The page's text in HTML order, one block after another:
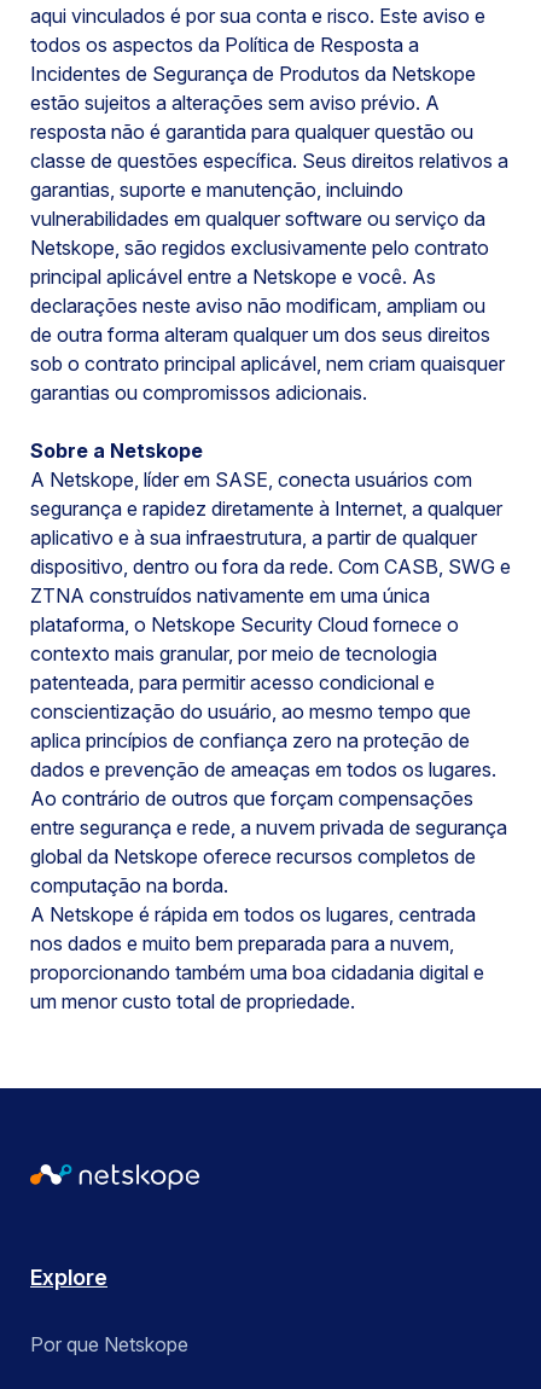
aqui vinculados é por sua conta e risco. Este aviso e
todos os aspectos da Política de Resposta a
Incidentes de Segurança de Produtos da Netskope
estão sujeitos a alterações sem aviso prévio. A
resposta não é garantida para qualquer questão ou
classe de questões específica. Seus direitos relativos a
garantias, suporte e manutenção, incluindo
vulnerabilidades em qualquer software ou serviço da
Netskope, são regidos exclusivamente pelo contrato
principal aplicável entre a Netskope e você. As
declarações neste aviso não modificam, ampliam ou
de outra forma alteram qualquer um dos seus direitos
sob o contrato principal aplicável, nem criam quaisquer
garantias ou compromissos adicionais.
Sobre a Netskope
A Netskope, líder em SASE, conecta usuários com
segurança e rapidez diretamente à Internet, a qualquer
aplicativo e à sua infraestrutura, a partir de qualquer
dispositivo, dentro ou fora da rede. Com CASB, SWG e
ZTNA construídos nativamente em uma única
plataforma, o Netskope Security Cloud fornece o
contexto mais granular, por meio de tecnologia
patenteada, para permitir acesso condicional e
conscientização do usuário, ao mesmo tempo que
aplica princípios de confiança zero na proteção de
dados e prevenção de ameaças em todos os lugares.
Ao contrário de outros que forçam compensações
entre segurança e rede, a nuvem privada de segurança
global da Netskope oferece recursos completos de
computação na borda.
A Netskope é rápida em todos os lugares, centrada
nos dados e muito bem preparada para a nuvem,
proporcionando também uma boa cidadania digital e
um menor custo total de propriedade.
Explore
Por que Netskope